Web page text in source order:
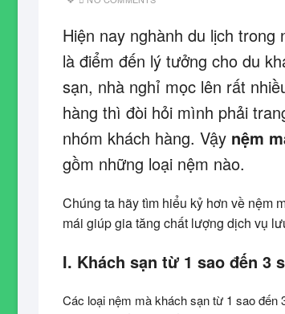
Hiện nay nghành du lịch
là điểm đến lý tưởng cho du
sạn, nhà nghỉ mọc lên rất
hàng thì đòi hỏi mình phải
nhóm khách hàng. Vậy nệm
gồm những loại nệm nào.
Chúng ta hãy tìm hiểu kỷ hơn về nệm
mái giúp gia tăng chất lượng dịch vụ
I. Khách sạn từ 1 sao đến 3
Các loại nệm mà khách sạn từ 1 sao đến